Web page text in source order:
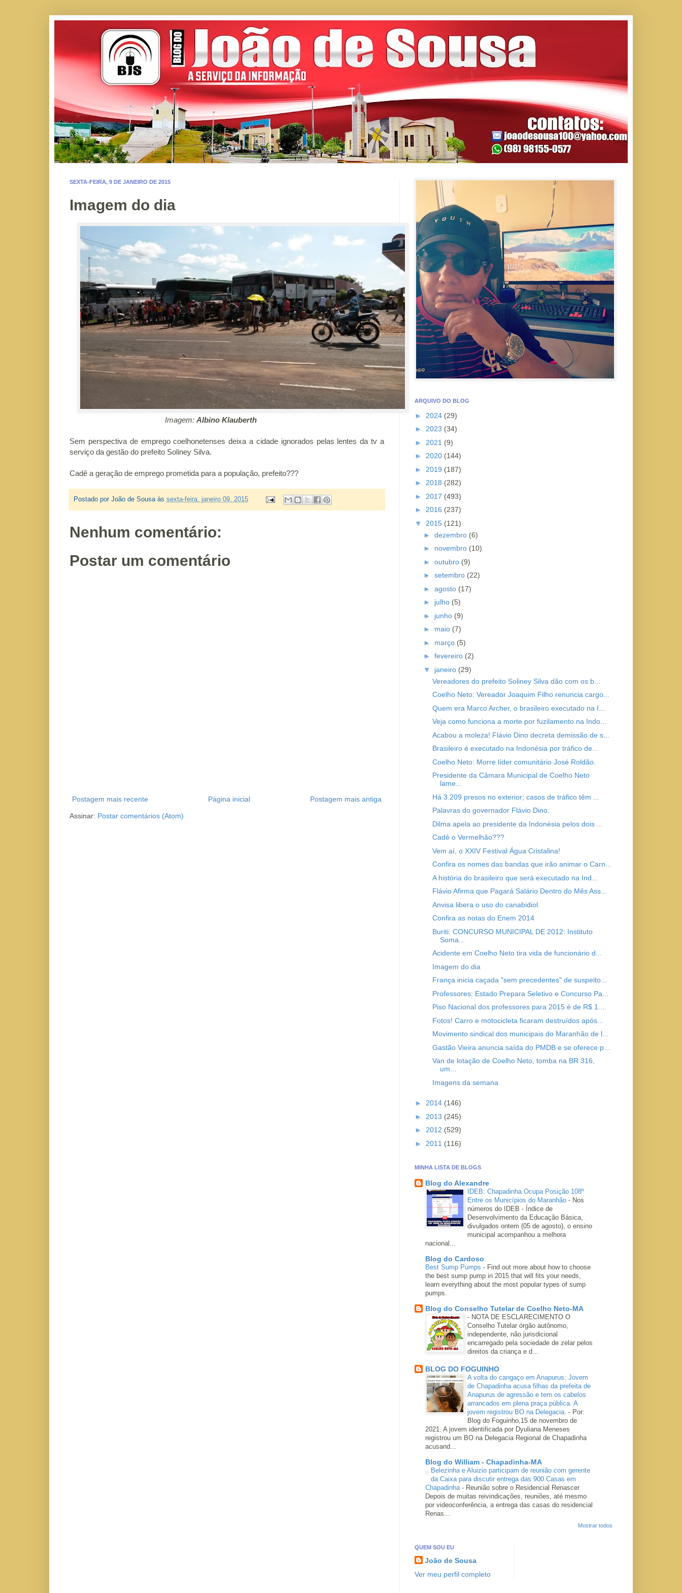
SEXTA-FEIRA, 9 DE JANEIRO DE 2015
Imagem do dia
Imagem: Albino Klauberth
Sem perspectiva de emprego coelhonetenses deixa a cidade ignorados pelas lentes da tv a
serviço da gestão do prefeito Soliney Silva.
Cadê a geração de emprego prometida para a população, prefeito???
Postado por João de Sousa às sexta-feira, janeiro 09, 2015
Nenhum comentário:
Postar um comentário
Postagem mais recente Postagem mais antiga
Página inicial
Assinar: Postar comentários (Atom)
ARQUIVO DO BLOG
► 2024 (29)
► 2023 (34)
► 2021 (9)
► 2020 (144)
► 2019 (187)
► 2018 (282)
► 2017 (493)
► 2016 (237)
▼ 2015 (121)
► dezembro (6)
► novembro (10)
► outubro (9)
► setembro (22)
► agosto (17)
► julho (5)
► junho (9)
► maio (7)
► março (5)
► fevereiro (2)
▼ janeiro (29)
Vereadores do prefeito Soliney Silva dão com os b...
Coelho Neto: Vereador Joaquim Filho renuncia cargo...
Quem era Marco Archer, o brasileiro executado na I...
Veja como funciona a morte por fuzilamento na Indo...
Acabou a moleza! Flávio Dino decreta demissão de s...
Brasileiro é executado na Indonésia por tráfico de...
Coelho Neto: Morre líder comunitário José Roldão.
Presidente da Câmara Municipal de Coelho Neto
lame...
Há 3.209 presos no exterior; casos de tráfico têm ...
Palavras do governador Flávio Dino.
Dilma apela ao presidente da Indonésia pelos dois ...
Cadê o Vermelhão???
Vem aí, o XXIV Festival Água Cristalina!
Confira os nomes das bandas que irão animar o Carn...
A história do brasileiro que será executado na Ind...
Flávio Afirma que Pagará Salário Dentro do Mês Ass...
Anvisa libera o uso do canabidiol.
Confira as notas do Enem 2014
Buriti: CONCURSO MUNICIPAL DE 2012: Instituto
Soma...
Acidente em Coelho Neto tira vida de funcionário d...
Imagem do dia
França inicia caçada "sem precedentes" de suspeito...
Professores: Estado Prepara Seletivo e Concurso Pa...
Piso Nacional dos professores para 2015 é de R$ 1....
Fotos! Carro e motocicleta ficaram destruídos após...
Movimento sindical dos municipais do Maranhão de l...
Gastão Vieira anuncia saída do PMDB e se oferece p...
Van de lotação de Coelho Neto, tomba na BR 316,
um...
Imagens da semana
► 2014 (146)
► 2013 (245)
► 2012 (529)
► 2011 (116)
MINHA LISTA DE BLOGS
Blog do Alexandre
IDEB: Chapadinha Ocupa Posição 108º
Entre os Municípios do Maranhão - Nos
números do IDEB - Índice de
Desenvolvimento da Educação Básica,
divulgados ontem (05 de agosto), o ensino
municipal acompanhou a melhora
nacional...
Blog do Cardoso
Best Sump Pumps - Find out more about how to choose
the best sump pump in 2015 that will fits your needs,
learn everything about the most popular types of sump
pumps.
Blog do Conselho Tutelar de Coelho Neto-MA
- NOTA DE ESCLARECIMENTO O
Conselho Tutelar órgão autônomo,
independente, não jurisdicional
encarregado pela sociedade de zelar pelos
direitos da criança e d...
BLOG DO FOGUINHO
A volta do cangaço em Anapurus: Jovem
de Chapadinha acusa filhas da prefeita de
Anapurus de agressão e tem os cabelos
arrancados em plena praça pública. A
jovem registrou BO na Delegacia. - Por:
Blog do Foguinho,15 de novembro de
2021. A jovem identificada por Dyuliana Meneses
registrou um BO na Delegacia Regional de Chapadinha
acusand...
Blog do William - Chapadinha-MA
Belezinha e Aluizio participam de reunião com gerente
da Caixa para discutir entrega das 900 Casas em
Chapadinha - Reunião sobre o Residencial Renascer
Depois de muitas reivindicações, reuniões, até mesmo
por videoconferência, a entrega das casas do residencial
Renas...
Mostrar todos
QUEM SOU EU
João de Sousa
Ver meu perfil completo